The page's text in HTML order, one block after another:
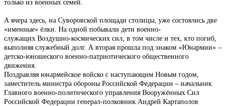
только из военных семей.
А вчера здесь, на Суворовской площади столицы, уже состоялись две
«именные» ёлки. На одной побывали дети военно-
служащих Воздушно-космических сил, в том числе и тех, кто погиб,
выполняя служебный долг. А вторая прошла под знаком «Юнармии» –
детско-юношеского военно-патриотического общественного
движения.
Поздравляя юнармейское войско с наступающим Новым годом,
заместитель министра обороны Российской Федерации – начальник
Главного военно-политического управления Вооружённых Сил
Российской Федерации генерал-полковник Андрей Картаполов